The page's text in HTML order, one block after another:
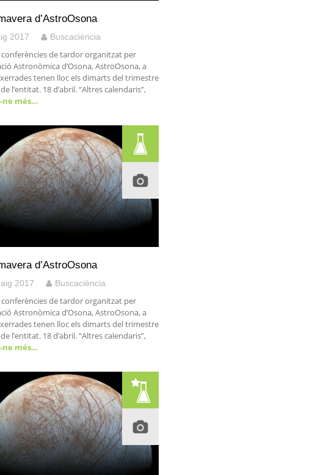
d’AstroOsona
2017 Buscaciència
conferències de tardor organitzat per
Astronòmica d’Osona, AstroOsona, a
xerrades tenen lloc els dimarts del trimestre
l’entitat. 18 d’abril. “Altres calendaris”,
ne més…
d’AstroOsona
2017 Buscaciència
conferències de tardor organitzat per
Astronòmica d’Osona, AstroOsona, a
xerrades tenen lloc els dimarts del trimestre
l’entitat. 18 d’abril. “Altres calendaris”,
ne més…